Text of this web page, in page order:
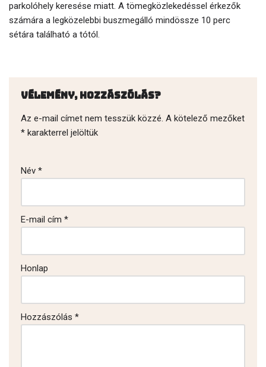
parkolóhely keresése miatt. A tömegközlekedéssel érkezők
számára a legközelebbi buszmegálló mindössze 10 perc
sétára található a tótól.
Vélemény, hozzászólás?
Az e-mail címet nem tesszük közzé. A kötelező mezőket
* karakterrel jelöltük
Név *
E-mail cím *
Honlap
Hozzászólás *